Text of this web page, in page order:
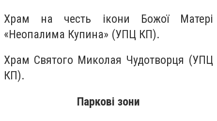
Храм на честь ікони Божої Матері
«Неопалима Купина» (УПЦ КП).
Храм Святого Миколая Чудотворця (УПЦ
КП).
Паркові зони